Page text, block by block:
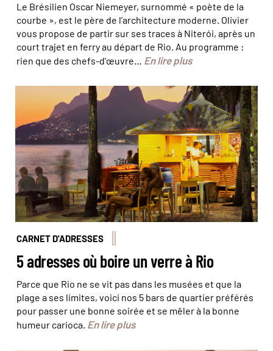
Le Brésilien Oscar Niemeyer, surnommé « poète de la
courbe », est le père de l’architecture moderne. Olivier
vous propose de partir sur ses traces à Niterói, après un
court trajet en ferry au départ de Rio. Au programme :
rien que des chefs-d'œuvre… En lire plus
Bar de plage à Ipanema © Jon Arnold Images/Hemis
CARNET D'ADRESSES
5 adresses où boire un verre à Rio
Parce que Rio ne se vit pas dans les musées et que la
plage a ses limites, voici nos 5 bars de quartier préférés
pour passer une bonne soirée et se mêler à la bonne
humeur carioca. En lire plus